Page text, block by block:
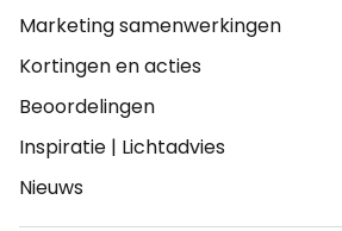
Marketing samenwerkingen
Kortingen en acties
Beoordelingen
Inspiratie | Lichtadvies
Nieuws